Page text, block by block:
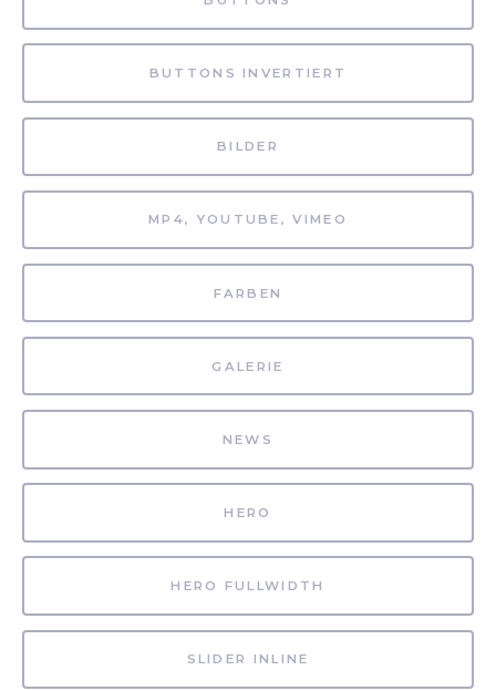
BUTTONS INVERTIERT
BILDER
MP4, YOUTUBE, VIMEO
FARBEN
GALERIE
NEWS
HERO
HERO FULLWIDTH
SLIDER INLINE